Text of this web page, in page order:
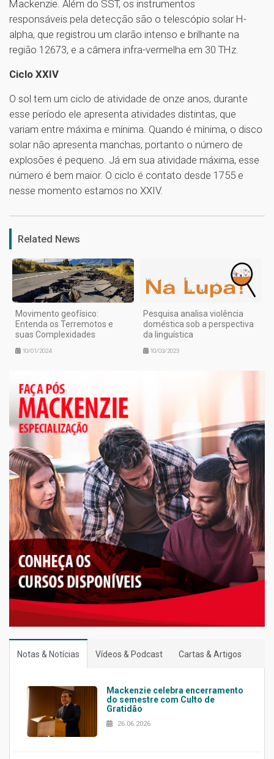
Mackenzie. Além do SST, os instrumentos
responsáveis pela detecção são o telescópio solar H-
alpha, que registrou um clarão intenso e brilhante na
região 12673, e a câmera infra-vermelha em 30 THz.
Ciclo XXIV
O sol tem um ciclo de atividade de onze anos, durante
esse período ele apresenta atividades distintas, que
variam entre máxima e mínima. Quando é mínima, o disco
solar não apresenta manchas, portanto o número de
explosões é pequeno. Já em sua atividade máxima, esse
número é bem maior. O ciclo é contato desde 1755 e
nesse momento estamos no XXIV.
1
Related News
Movimento geofísico:
Entenda os Terremotos e
suas Complexidades
10/01/2024
Pesquisa analisa violência
doméstica sob a perspectiva
da linguística
10/03/2023
Notas & Notícias Vídeos & Podcast Cartas & Artigos
Mackenzie celebra encerramento
do semestre com Culto de
Gratidão
26.06.2026